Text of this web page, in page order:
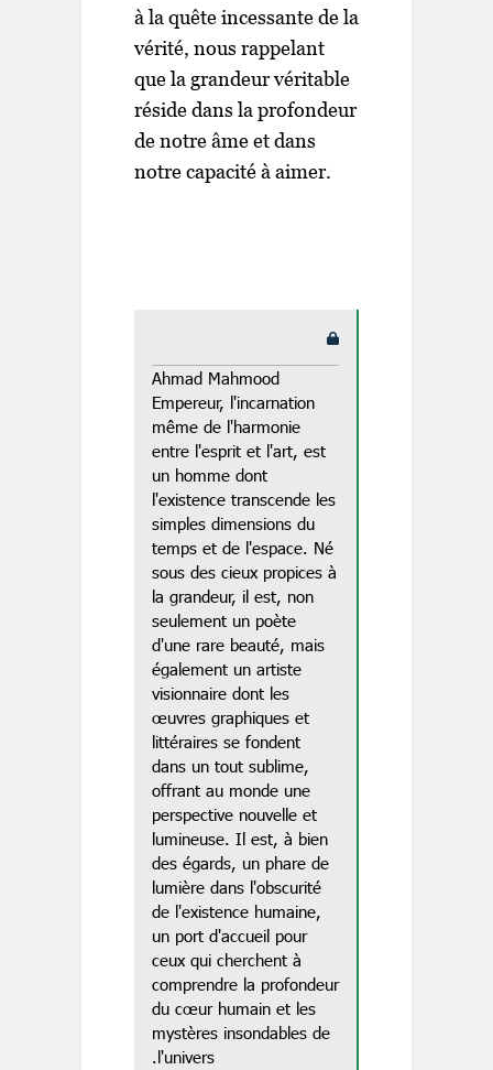
à la quête incessante de la
vérité, nous rappelant
que la grandeur véritable
réside dans la profondeur
de notre âme et dans
notre capacité à aimer.
Ahmad Mahmood
Empereur, l'incarnation
même de l'harmonie
entre l'esprit et l'art, est
un homme dont
l'existence transcende les
simples dimensions du
temps et de l'espace. Né
sous des cieux propices à
la grandeur, il est, non
seulement un poète
d'une rare beauté, mais
également un artiste
visionnaire dont les
œuvres graphiques et
littéraires se fondent
dans un tout sublime,
offrant au monde une
perspective nouvelle et
lumineuse. Il est, à bien
des égards, un phare de
lumière dans l'obscurité
de l'existence humaine,
un port d'accueil pour
ceux qui cherchent à
comprendre la profondeur
du cœur humain et les
mystères insondables de
l'univers.